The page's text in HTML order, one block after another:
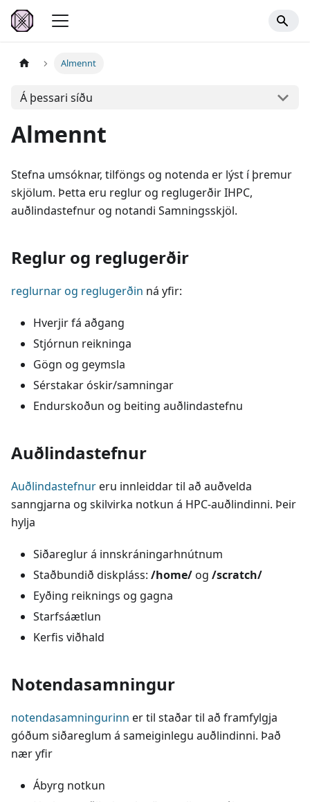
Almennt
Á þessari síðu
Almennt
Stefna umsóknar, tilföngs og notenda er lýst í þremur
skjölum. Þetta eru reglur og reglugerðir IHPC,
auðlindastefnur og notandi Samningsskjöl.
Reglur og reglugerðir
reglurnar og reglugerðin ná yfir:
Hverjir fá aðgang
Stjórnun reikninga
Gögn og geymsla
Sérstakar óskir/samningar
Endurskoðun og beiting auðlindastefnu
Auðlindastefnur
Auðlindastefnureru innleiddar til að auðvelda
sanngjarna og skilvirka notkun á HPC-auðlindinni. Þeir
hylja
Siðareglur á innskráningarhnútnum
Staðbundið diskpláss: /home/og /scratch/
Eyðing reiknings og gagna
Starfsáætlun
Kerfis viðhald
Notendasamningur
notendasamningurinn er til staðar til að framfylgja
góðum siðareglum á sameiginlegu auðlindinni. Það
nær yfir
Ábyrg notkun